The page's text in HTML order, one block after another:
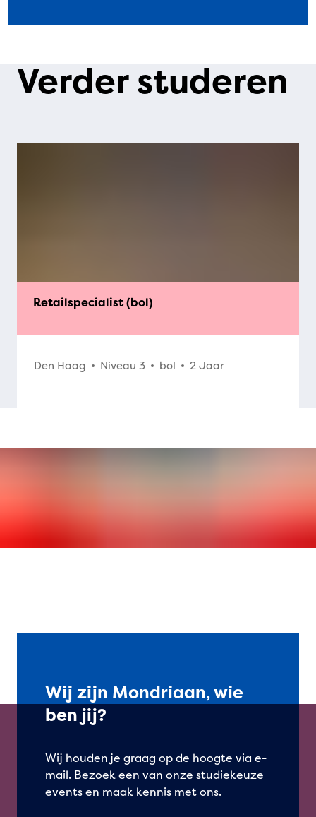
Verder studeren
Retailspecialist (bol)
Den Haag Niveau 3 bol 2 Jaar
Wij zijn Mondriaan, wie
ben jij?
Wij houden je graag op de hoogte via e-
mail. Bezoek een van onze studiekeuze
events en maak kennis met ons.